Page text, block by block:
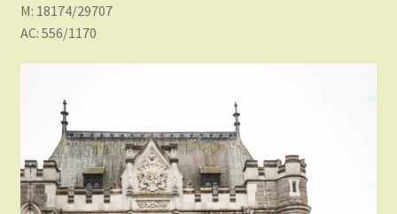
M: 18174/29707
AC: 556/1170